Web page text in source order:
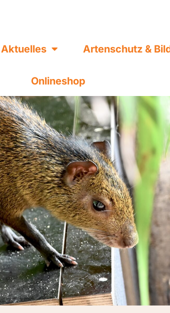
Aktuelles Artenschutz &
Onlineshop